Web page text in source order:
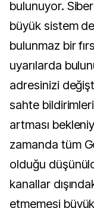
bulunuyor.
büyük sistem
bulunmaz bir
uyarılarda
adresinizi
sahte
artması
zamanda tüm
olduğu
kanallar
etmemesi